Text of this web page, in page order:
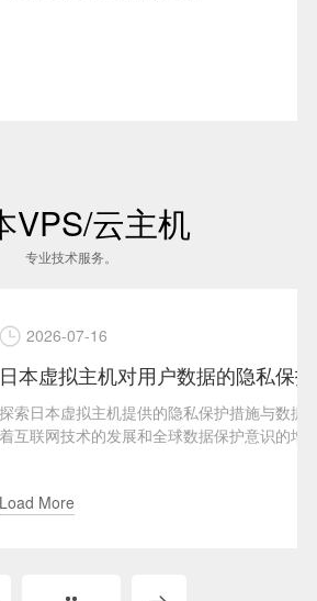
VPS/云主机
专业技术服务。
用户数据的隐私保护
供的隐私保护措施与数据安全保障随
和全球数据保护意识的增强，越来越